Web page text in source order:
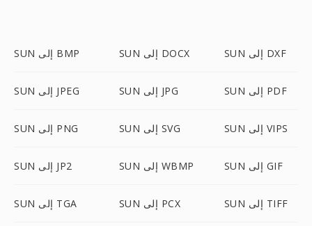
SUN إلى BMP SUN إلى DOCX SUN إلى DXF
SUN إلى JPEG SUN إلى JPG SUN إلى PDF
SUN إلى PNG SUN إلى SVG SUN إلى VIPS
SUN إلى JP2 SUN إلى WBMP SUN إلى GIF
SUN إلى TGA SUN إلى PCX SUN إلى TIFF